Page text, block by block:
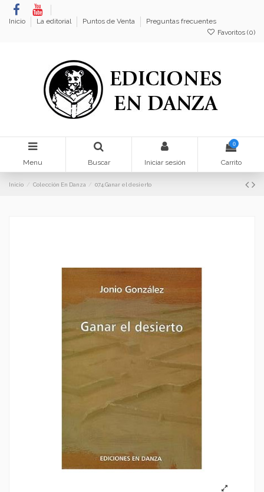
Inicio La editorial Puntos de Venta
Preguntas frecuentes
Favoritos (0)
Menu Buscar Iniciar sesión
0
Carrito
Inicio Colección En Danza 074.Ganar el desierto